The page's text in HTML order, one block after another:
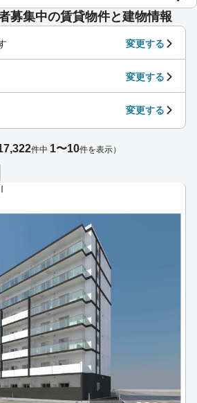
募集中の賃貸物件と建物情報
変更する
変更する
変更する
件中 1〜10件を表示）